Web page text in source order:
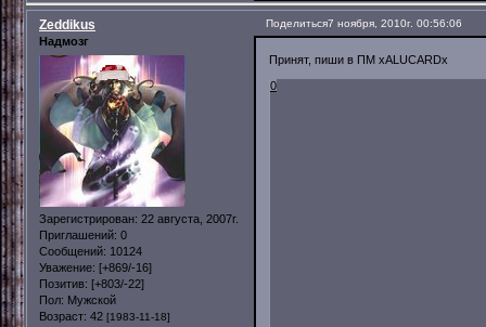
Поделиться7 ноября, 2010г. 00:56:06
Zeddikus
Надмозг
Зарегистрирован: 22 августа, 2007г.
Приглашений: 0
Сообщений: 10124
Уважение: [+869/-16]
Позитив: [+803/-22]
Пол: Мужской
Возраст: 42 [1983-11-18]
Принят, пиши в ПМ xALUCARDx
0